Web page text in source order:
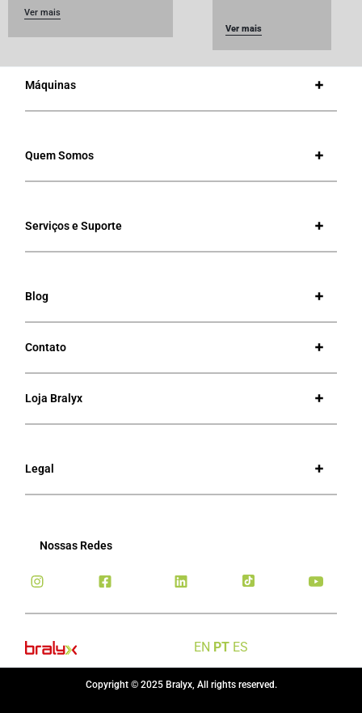
Ver mais
Ver mais
Máquinas
Quem Somos
Serviços e Suporte
Blog
Contato
Loja Bralyx
Legal
Nossas Redes
EN PT ES
Copyright © 2025 Bralyx, All rights reserved.